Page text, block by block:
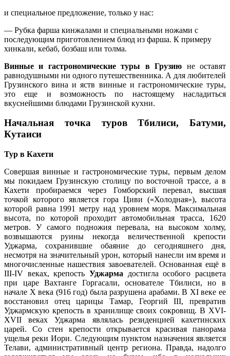
и специальное предложение, только у нас:
— Рубка фарша кинжалами и специальными ножами с
последующим приготовлением блюд из фарша. К примеру
хинкали, кебаб, бозбаш или толма.
Винные и гастрономические туры в Грузию не оставят
равнодушными ни одного путешественника. А для любителей
Грузинского вина и яств винные и гастрономические туры,
это еще и возможность по настоящему насладиться
вкуснейшими блюдами Грузинской кухни.
Начальная точка туров Тбилиси, Батуми,
Кутаиси
Тур в Кахети
Совершая винные и гастрономические туры, первым делом
мы покидаем Грузинскую столицу по восточной трассе, а в
Кахети пробираемся через Гомборский перевал, высшая
точкой которого является гора Циви («Холодная»), высота
которой равна 1991 метру над уровнем моря. Максимальная
высота, по которой проходит автомобильная трасса, 1620
метров. У самого подножия перевала, на высоком холму,
возвышаются руины некогда величественной крепости
Уджарма, сохранившие обаяние до сегодняшнего дня,
несмотря на значительный урон, который нанесли им время и
многочисленные нашествия завоевателей. Основанная ещё в
III-IV веках, крепость Уджарма достигла особого расцвета
при царе Вахтанге Горгасали, основателе Тбилиси, но в
начале Х века (916 год) была разрушена арабами. В XI веке ее
восстановил отец царицы Тамар, Георгий III, превратив
Уджармскую крепость в хранилище своих сокровищ. В XVI-
XVII веках Уджарма являлась резиденцией кахетинских
царей. Со стен крепости открывается красивая панорама
ущелья реки Иори. Следующим пунктом назначения является
Телави, административный центр региона. Правда, надолго